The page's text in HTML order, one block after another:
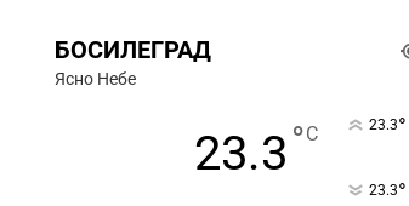
БОСИЛЕГРАД
Ясно Небе
23.3 °C 23.3°
23.3°